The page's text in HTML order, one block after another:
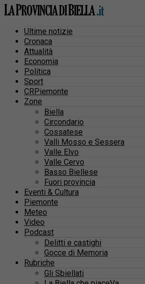
Ultime notizie
Cronaca
Attualità
Economia
Politica
Sport
CRPiemonte
Zone
Biella
Circondario
Cossatese
Valli Mosso e Sessera
Valle Elvo
Valle Cervo
Basso Biellese
Fuori provincia
Eventi & Cultura
Piemonte
Meteo
Video
Podcast
Delitti e castighi
Gocce di Memoria
Rubriche
Gli Sbiellati